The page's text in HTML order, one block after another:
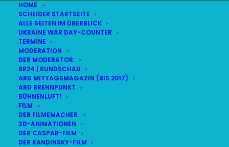
HOME
SCHEIDER STARTSEITE
ALLE SEITEN IM ÜBERBLICK
UKRAINE WAR DAY-COUNTER
TERMINE
MODERATION
DER MODERATOR.
BR24 | RUNDSCHAU
ARD MITTAGSMAGAZIN (BIS 2017)
ARD BRENNPUNKT
BÜHNENLUFT!
FILM
DER FILMEMACHER.
3D-ANIMATIONEN
DER CASPAR-FILM
DER KANDINSKY-FILM
© STEFAN SCHEIDER